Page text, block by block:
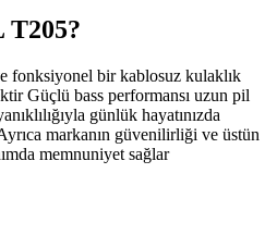
T205?
fonksiyonel bir kablosuz kulaklık
Güçlü bass performansı uzun pil
günlük hayatınızda
markanın güvenilirliği ve üstün
memnuniyet sağlar